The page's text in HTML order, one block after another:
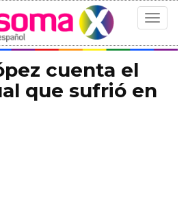
Toggle
cuenta el
que sufrió en